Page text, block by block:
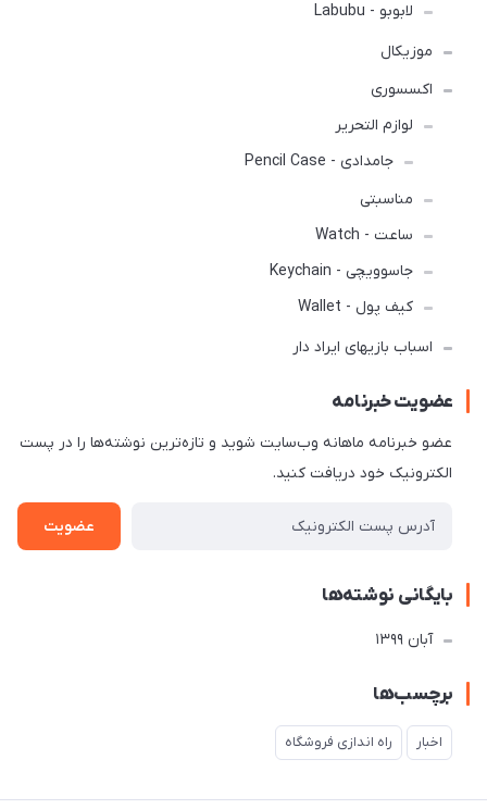
لابوبو - Labubu
موزیکال
اکسسوری
لوازم التحریر
جامدادی - Pencil Case
مناسبتی
ساعت - Watch
جاسوویچی - Keychain
کیف پول - Wallet
اسباب بازیهای ایراد دار
عضویت خبرنامه
عضو خبرنامه ماهانه وب‌سایت شوید و تازه‌ترین نوشته‌ها را در پست
الکترونیک خود دریافت کنید.
عضویت
بایگانی نوشته‌ها
آبان 1399
برچسب‌ها
اخبار راه اندازی فروشگاه